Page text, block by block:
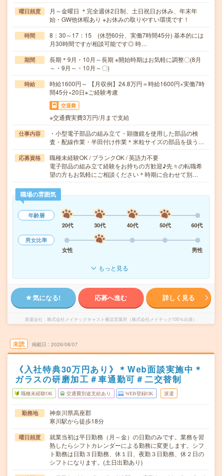
曜日頻度
月～金曜日 ＊完全週休2日制、土日祝日お休み、年末年
始・GW他休暇あり ※お休みの取りやすい環境です！
時間
8：30～17：15 (休憩60分、実働7時間45分) 基本的には
月30時間ですが相談可能です◎ 時…
期間
長期＊9月・10月～長期 ※開始時期はお気軽に調整〇(8月
～・9月～・10月～〇)
時給
時給1600円～ 【月収例】24.8万円＝時給1600円×実働7時
間45分×20日※ご経験考慮
交通費
※交通費実費3万円/月まで支給
仕事内容
・小型電子部品の組み立て・顕微鏡を使用した部品の検
査・配線作業・半田付け作業＊米粒サイズの部品を扱う…
応募資格
職種未経験OK / ブランクOK / 英語力不要
電子部品の組み立て経験をお持ちの方歓迎♪先々の転職希
望の方もお気軽にご相談ください＊時期に合わせて別…
職場の雰囲気
年齢層
20代
30代 40代 50代
60代
男女比率
女性
男性
もっと見る
気になる! 応募へ進む 詳しく見る
派遣会社 株式会社メイテックキャスト横浜営業所（株式会社メイテック100％出資）
未読 掲載日 2026/08/07
《入社特典30万円あり》＊Web面談実施中＊
ガラスの研磨加工＃車通勤可＃二交替制
職種未経験OK 交通費別途支給あり WEB登録OK 派遣
勤務地
神奈川県高座郡
寒川駅から徒歩18分
曜日頻度
就業当初は平日勤務（月～金）の日勤のみです。業務を習
熟したらシフトカレンダーによる勤務に変更します。シフ
ト勤務は日勤３日勤務、休１日、夜勤３日勤務、休２日の
シフトになります。(土日出勤あり)